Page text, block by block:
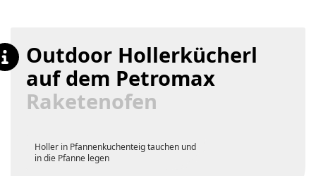
Outdoor Hollerkücherl
auf dem Petromax
Raketenofen
Holler in Pfannenkuchenteig tauchen und
in die Pfanne legen